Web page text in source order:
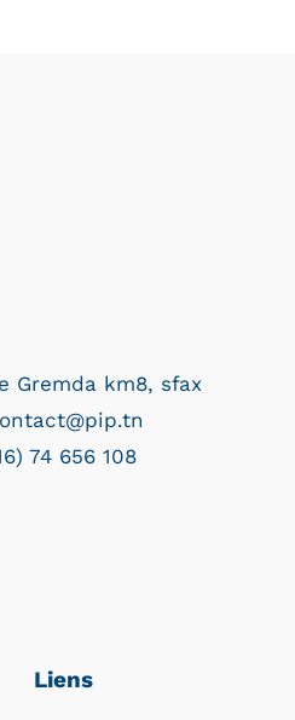
Gremda km8, sfax
74 656 108
Liens